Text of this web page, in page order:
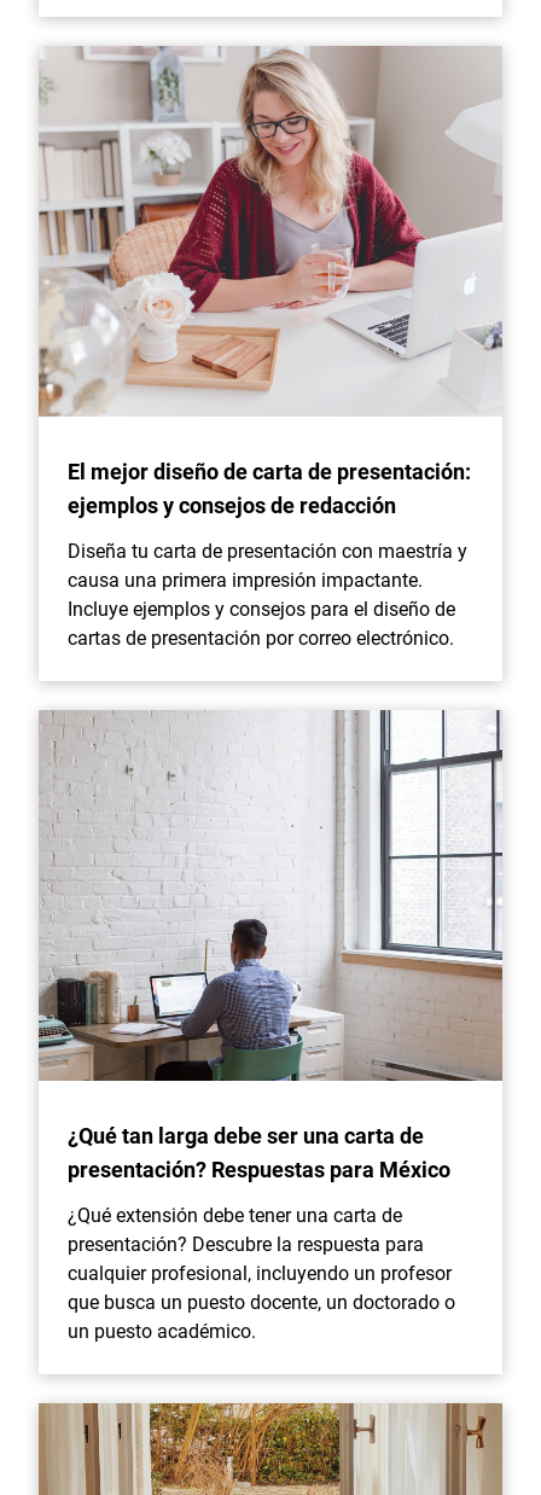
El mejor diseño de carta de presentación:
ejemplos y consejos de redacción
Diseña tu carta de presentación con maestría y
causa una primera impresión impactante.
Incluye ejemplos y consejos para el diseño de
cartas de presentación por correo electrónico.
¿Qué tan larga debe ser una carta de
presentación? Respuestas para México
¿Qué extensión debe tener una carta de
presentación? Descubre la respuesta para
cualquier profesional, incluyendo un profesor
que busca un puesto docente, un doctorado o
un puesto académico.